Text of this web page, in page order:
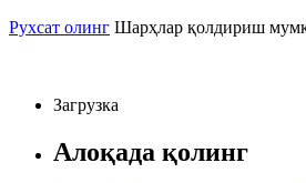
Рухсат олинг Шарҳлар қолдириш
Загрузка
Алоқада қолинг